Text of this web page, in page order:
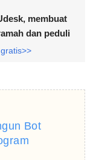
membuat
dan peduli
Bot